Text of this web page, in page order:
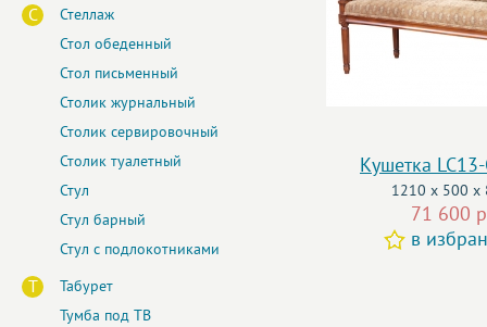
С
Стеллаж
Стол обеденный
Стол письменный
Столик журнальный
Столик сервировочный
Столик туалетный
Стул
Стул барный
Стул с подлокотниками
Т
Табурет
Тумба под ТВ
Кушетка
1210 x 500 x
71 600
в